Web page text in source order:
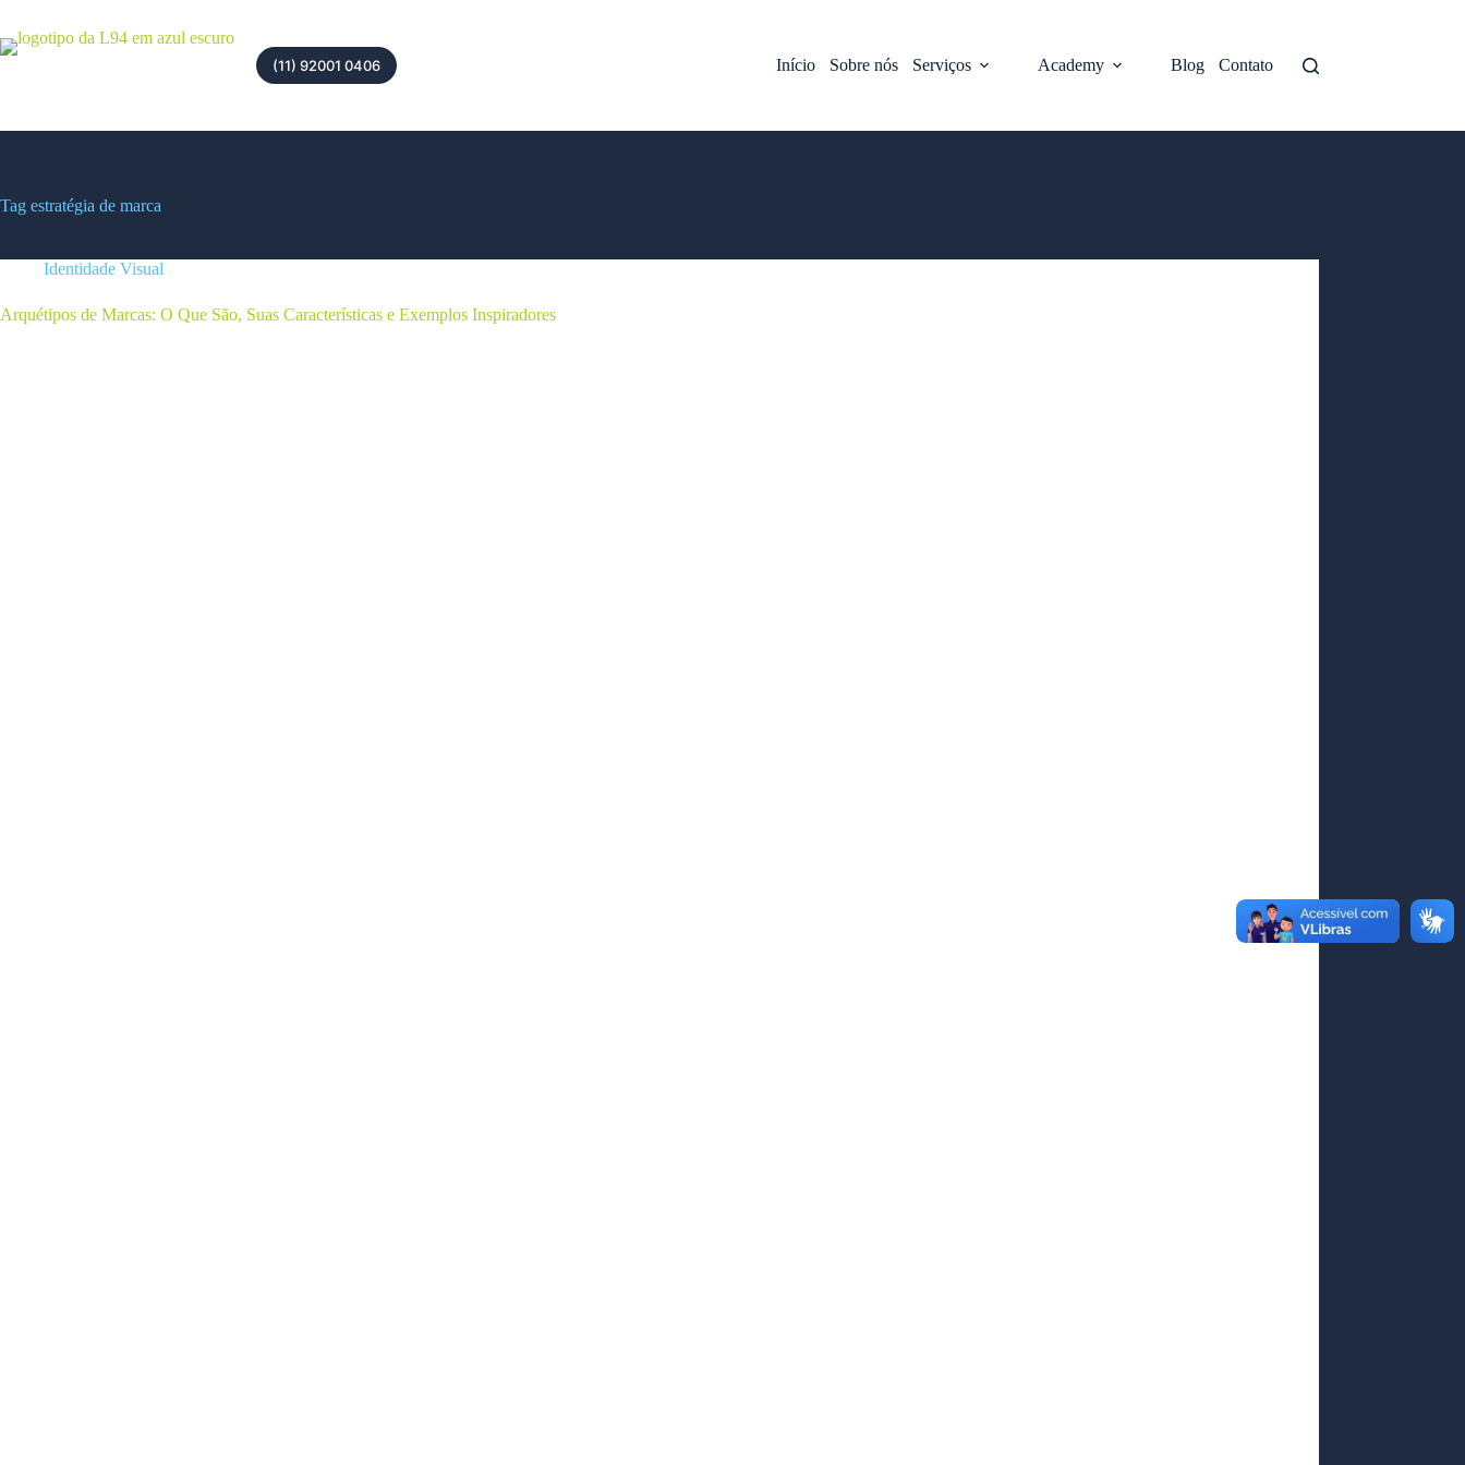
(11) 92001 0406 Início Sobre nós Serviços Academy Blog Contato
Tag estratégia de marca
Identidade Visual
Arquétipos de Marcas: O Que São, Suas Características e Exemplos Inspiradores